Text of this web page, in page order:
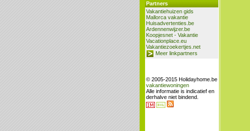
Partners
Vakantiehuizen gids
Mallorca vakantie
Huisadvertenties.be
Ardennenwijzer.be
Koopjesnet - Vakantie
Vacationplace.eu
Vakantiezoekertjes.net
Meer linkpartners
© 2005-2015 Holidayhome.be
vakantiewoningen
Alle informatie is indicatief en
derhalve niet bindend.